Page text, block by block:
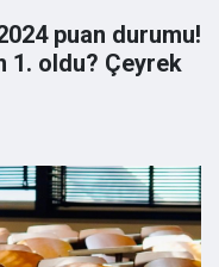
puan durumu!
1. oldu? Çeyrek